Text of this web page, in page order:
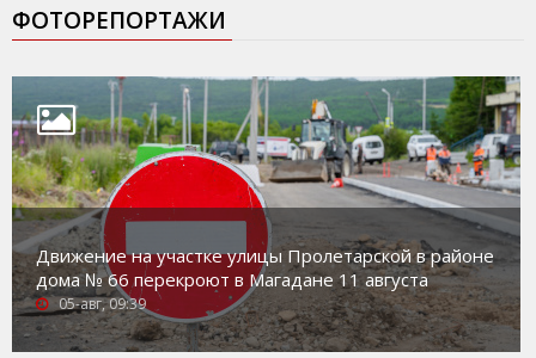
ФОТОРЕПОРТАЖИ
Движение на участке улицы Пролетарской в районе
дома № 66 перекроют в Магадане 11 августа
05-авг, 09:39